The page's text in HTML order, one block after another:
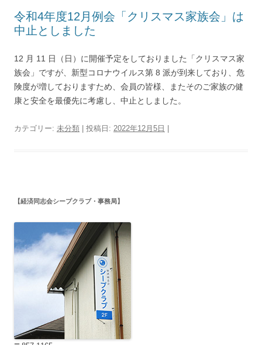
令和4年度12月例会「クリスマス家族会」は
中止としました
12 月 11 日（日）に開催予定をしておりました「クリスマス家
族会」ですが、新型コロナウイルス第 8 派が到来しており、危
険度が増しておりますため、会員の皆様、またそのご家族の健
康と安全を最優先に考慮し、中止としました。
カテゴリー: 未分類 | 投稿日: 2022年12月5日
【経済同志会シープクラブ・事務局】